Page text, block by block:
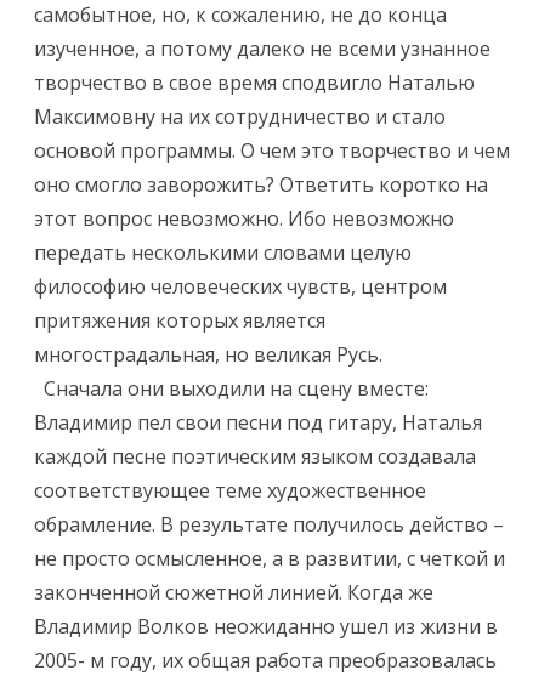
самобытное, но, к сожалению, не до конца
изученное, а потому далеко не всеми узнанное
творчество в свое время сподвигло Наталью
Максимовну на их сотрудничество и стало
основой программы. О чем это творчество и чем
оно смогло заворожить? Ответить коротко на
этот вопрос невозможно. Ибо невозможно
передать несколькими словами целую
философию человеческих чувств, центром
притяжения которых является
многострадальная, но великая Русь.
​ ​ Сначала они выходили на сцену​ вместе:
Владимир пел свои песни под гитару, Наталья
каждой песне поэтическим языком создавала
соответствующее теме художественное
обрамление. В результате получилось действо –
не просто осмысленное, а в развитии, с четкой и
законченной сюжетной линией.​ Когда же
Владимир​ Волков неожиданно ушел из жизни в
2005- м году, их общая работа преобразовалась